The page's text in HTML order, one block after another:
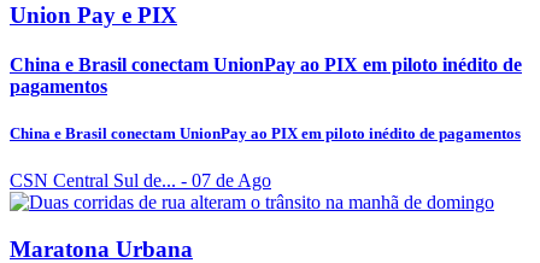
Union Pay e PIX
China e Brasil conectam UnionPay ao PIX em piloto inédito de
pagamentos
China e Brasil conectam UnionPay ao PIX em piloto inédito de pagamentos
CSN Central Sul de... - 07 de Ago
Maratona Urbana